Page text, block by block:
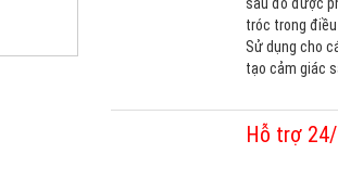
tróc trong
Sử dụng cho
tạo cảm giác
Hỗ trợ